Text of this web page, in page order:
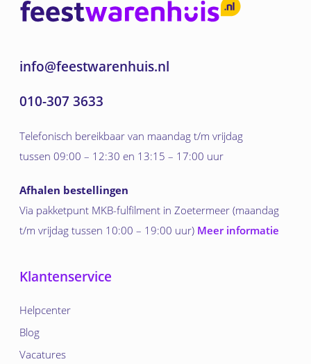
info@feestwarenhuis.nl
010-307 3633
Telefonisch bereikbaar van maandag t/m vrijdag
tussen 09:00 – 12:30 en 13:15 – 17:00 uur
Afhalen bestellingen
Via pakketpunt MKB-fulfilment in Zoetermeer (maandag
t/m vrijdag tussen 10:00 – 19:00 uur) Meer informatie
Klantenservice
Helpcenter
Blog
Vacatures